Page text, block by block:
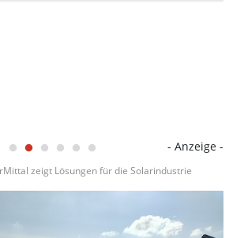
- Anzeige -
zeigt Lösungen für die Solarindustrie